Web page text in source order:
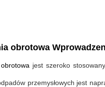
obrotowa
jest szeroko
przemysłowych jest